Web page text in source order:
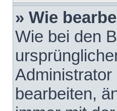
» Wie
Wie bei den
bearbeiten,